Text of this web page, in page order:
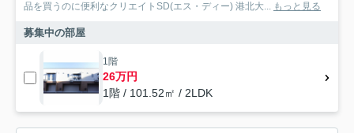
品を買うのに便利なクリエイトSD(エス・ディー) 港北大... もっと見る
募集中の部屋
1階
26万円
1階 / 101.52㎡ / 2LDK